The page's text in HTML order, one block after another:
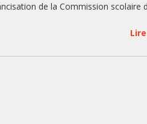
de la Commission